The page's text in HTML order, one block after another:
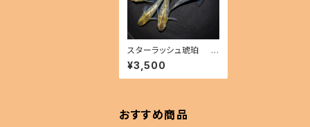
スターラッシュ琥珀
（2025年産まれ） オス2
メス4(現物出品) ikaho
ff A-0324-49723-a
¥3,500
おすすめ商品